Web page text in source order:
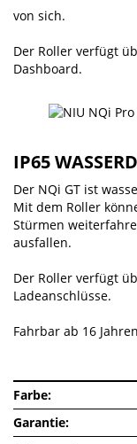
von sich.
Der Roller verfügt
Dashboard.
IP65
Der NQi GT ist
Mit dem Roller
Stürmen
ausfallen.
Der Roller verfügt
Ladeanschlüsse.
Fahrbar ab 16
Farbe
Garantie